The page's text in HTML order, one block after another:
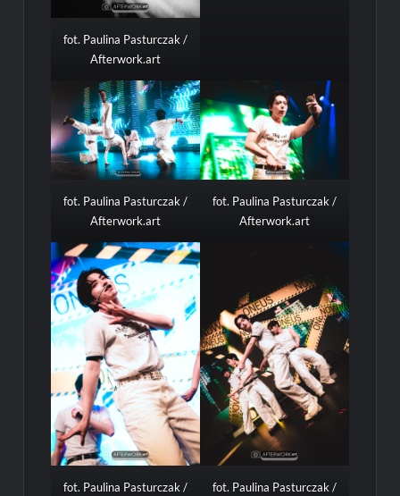
fot. Paulina Pasturczak /
Afterwork.art
fot. Paulina Pasturczak /
Afterwork.art
fot. Paulina Pasturczak /
Afterwork.art
fot. Paulina Pasturczak /
fot. Paulina Pasturczak /